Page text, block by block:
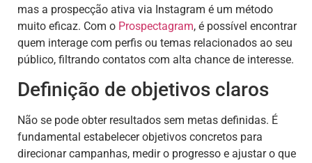
mas a prospecção ativa via Instagram é um método
muito eficaz. Com o Prospectagram, é possível encontrar
quem interage com perfis ou temas relacionados ao seu
público, filtrando contatos com alta chance de interesse.
Definição de objetivos claros
Não se pode obter resultados sem metas definidas. É
fundamental estabelecer objetivos concretos para
direcionar campanhas, medir o progresso e ajustar o que